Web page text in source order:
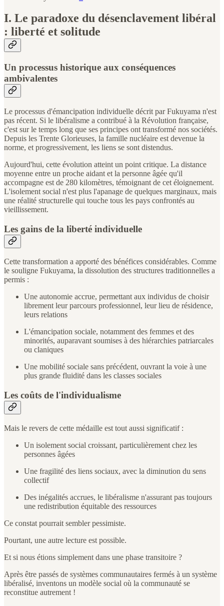
I. Le paradoxe du désenclavement libéral
: liberté et solitude
Un processus historique aux conséquences
ambivalentes
Le processus d'émancipation individuelle décrit par Fukuyama n'est
pas récent. Si le libéralisme a contribué à la Révolution française,
c'est sur le temps long que ses principes ont transformé nos sociétés.
Depuis les Trente Glorieuses, la famille nucléaire est devenue la
norme, et progressivement, les liens se sont distendus.
Aujourd'hui, cette évolution atteint un point critique. La distance
moyenne entre un proche aidant et la personne âgée qu'il
accompagne est de 280 kilomètres, témoignant de cet éloignement.
L'isolement social n'est plus l'apanage de quelques marginaux, mais
une réalité structurelle qui touche tous les pays confrontés au
vieillissement.
Les gains de la liberté individuelle
Cette transformation a apporté des bénéfices considérables. Comme
le souligne Fukuyama, la dissolution des structures traditionnelles a
permis :
Une autonomie accrue, permettant aux individus de choisir
librement leur parcours professionnel, leur lieu de résidence,
leurs relations
L'émancipation sociale, notamment des femmes et des
minorités, auparavant soumises à des hiérarchies patriarcales
ou claniques
Une mobilité sociale sans précédent, ouvrant la voie à une
plus grande fluidité dans les classes sociales
Les coûts de l'individualisme
Mais le revers de cette médaille est tout aussi significatif :
Un isolement social croissant, particulièrement chez les
personnes âgées
Une fragilité des liens sociaux, avec la diminution du sens
collectif
Des inégalités accrues, le libéralisme n'assurant pas toujours
une redistribution équitable des ressources
Ce constat pourrait sembler pessimiste.
Pourtant, une autre lecture est possible.
Et si nous étions simplement dans une phase transitoire ?
Après être passés de systèmes communautaires fermés à un système
libéralisé, inventons un modèle social où la communauté se
reconstitue autrement !